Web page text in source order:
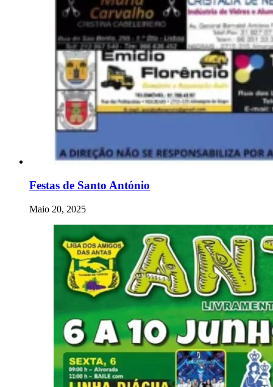
Festas de Santo António
Maio 20, 2025